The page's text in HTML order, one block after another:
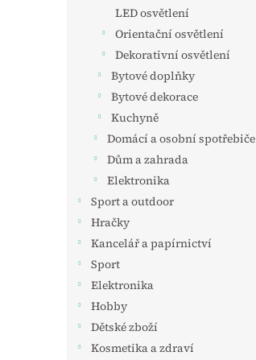
LED osvětlení
Orientační osvětlení
Dekorativní osvětlení
Bytové doplňky
Bytové dekorace
Kuchyně
Domácí a osobní spotřebiče
Dům a zahrada
Elektronika
Sport a outdoor
Hračky
Kancelář a papírnictví
Sport
Elektronika
Hobby
Dětské zboží
Kosmetika a zdraví